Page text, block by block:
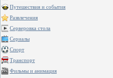
Путешествия и события
Развлечения
Серверовка стола
Сериалы
Спорт
Транспорт
Фильмы и анимация